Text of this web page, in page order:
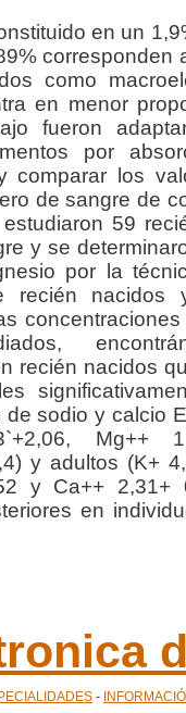
en un
corresponden
como
en menor
fueron
por
comparar los
de sangre de
59
y se
por la
recién nacidos
recién nacidos
sodio y calcio
Mg++
y adultos (K+
y Ca++ 2,31+
en
-